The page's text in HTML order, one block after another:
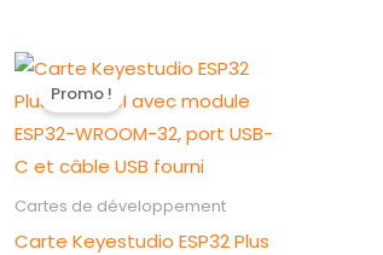
Promo !
Cartes de développement
Carte Keyestudio ESP32 Plus
Le
prix
initial
était :
د.م. 190,00.
Le
prix
actuel
est :